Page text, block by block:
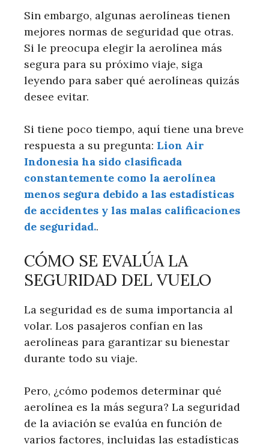
Sin embargo, algunas aerolíneas tienen
mejores normas de seguridad que otras.
Si le preocupa elegir la aerolínea más
segura para su próximo viaje, siga
leyendo para saber qué aerolíneas quizás
desee evitar.
Si tiene poco tiempo, aquí tiene una breve
respuesta a su pregunta: Lion Air
Indonesia ha sido clasificada
constantemente como la aerolínea
menos segura debido a las estadísticas
de accidentes y las malas calificaciones
de seguridad..
CÓMO SE EVALÚA LA
SEGURIDAD DEL VUELO
La seguridad es de suma importancia al
volar. Los pasajeros confían en las
aerolíneas para garantizar su bienestar
durante todo su viaje.
Pero, ¿cómo podemos determinar qué
aerolínea es la más segura? La seguridad
de la aviación se evalúa en función de
varios factores, incluidas las estadísticas